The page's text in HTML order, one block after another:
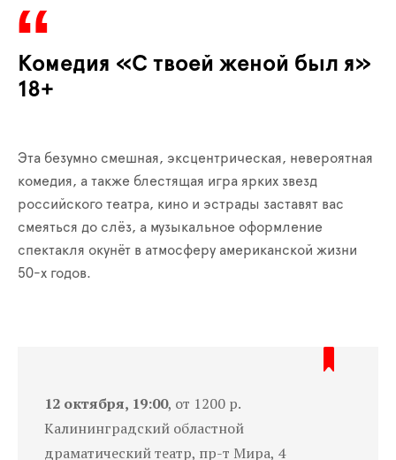
Комедия «С твоей женой был я»
18+
Эта безумно смешная, эксцентрическая, невероятная
комедия, а также блестящая игра ярких звезд
российского театра, кино и эстрады заставят вас
смеяться до слёз, а музыкальное оформление
спектакля окунёт в атмосферу американской жизни
50-х годов.
12 октября, 19:00, от 1200 р.
Калининградский областной
драматический театр, пр-т Мира, 4